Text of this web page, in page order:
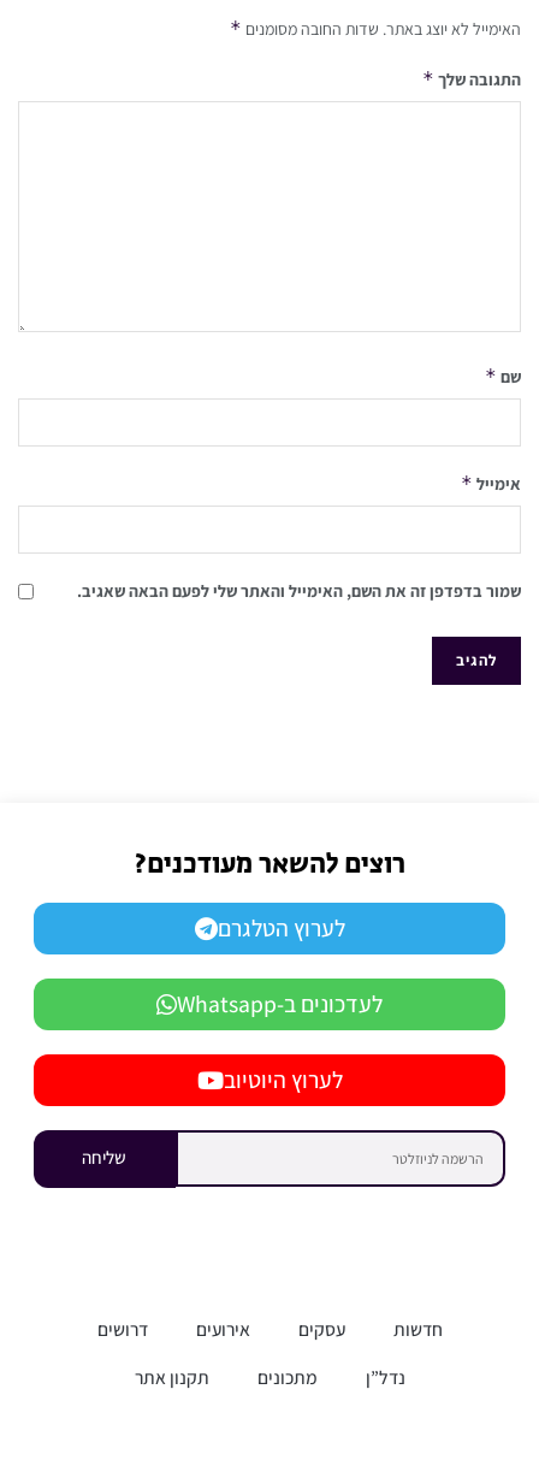
האימייל לא יוצג באתר. שדות החובה מסומנים *
התגובה שלך *
שם *
אימייל *
שמור בדפדפן זה את השם, האימייל והאתר שלי לפעם הבאה שאגיב.
רוצים להשאר מעודכנים?
לערוץ הטלגרם
לעדכונים ב-Whatsapp
לערוץ היוטיוב
שליחה
חדשות עסקים אירועים
דרושים
נדל”ן
מתכונים תקנון אתר